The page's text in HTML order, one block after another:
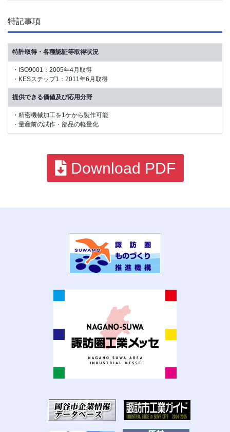
特記事項
特許取得・各種認証等取得状況
・ISO9001：2005年4月取得
・KESステップ1：2011年6月取得
提供できる価値及び応用分野
・精密機械加工を1ケから製作可能
・量産前の試作・部品の軽量化
Download PDF